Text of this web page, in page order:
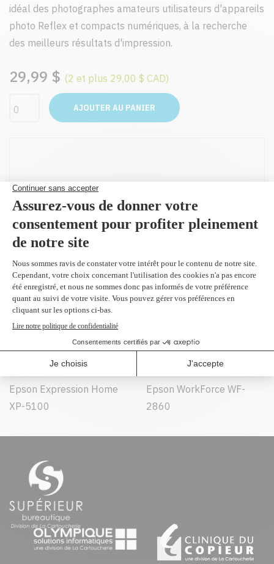
idéal des photographes amateurs utilisateurs d'appareils
photo Reflex et compacts numériques, à la recherche
des meilleurs résultats d'impression.
29,99 $ (2 et plus 29,00 $ CAD)
AJOUTER AU PANIER
Peut être utilisé dans :
Epson Expression Home
XP-5100
Epson WorkForce WF-
2860